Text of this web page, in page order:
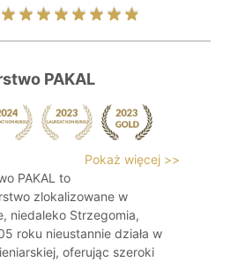
PAKAL
Pokaż więcej >>
PAKAL to
zlokalizowane w
niedaleko Strzegomia,
roku nieustannie działa w
oferując szeroki